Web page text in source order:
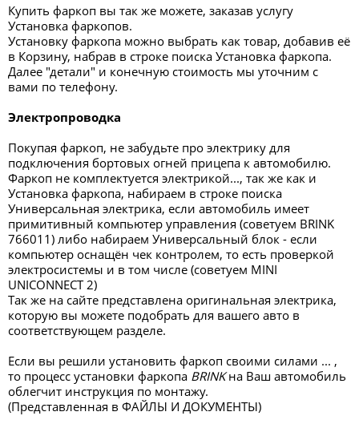
Купить фаркоп вы так же можете, заказав услугу
Установка фаркопов.
Установку фаркопа можно выбрать как товар, добавив её
в Корзину, набрав в строке поиска Установка фаркопа.
Далее "детали" и конечную стоимость мы уточним с
вами по телефону.
Электропроводка
Покупая фаркоп, не забудьте про электрику для
подключения бортовых огней прицепа к автомобилю.
Фаркоп не комплектуется электрикой..., так же как и
Установка фаркопа, набираем в строке поиска
Универсальная электрика, если автомобиль имеет
примитивный компьютер управления (советуем BRINK
766011) либо набираем Универсальный блок - если
компьютер оснащён чек контролем, то есть проверкой
электросистемы и в том числе (советуем MINI
UNICONNECT 2)
Так же на сайте представлена оригинальная электрика,
которую вы можете подобрать для вашего авто в
соответствующем разделе.
Если вы решили установить фаркоп своими силами ... ,
то процесс установки фаркопа BRINKна Ваш автомобиль
облегчит инструкция по монтажу.
(Представленная в ФАЙЛЫ И ДОКУМЕНТЫ)